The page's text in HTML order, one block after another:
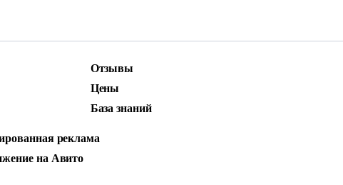
реклама
на Авито
Отзывы
Цены
База знаний